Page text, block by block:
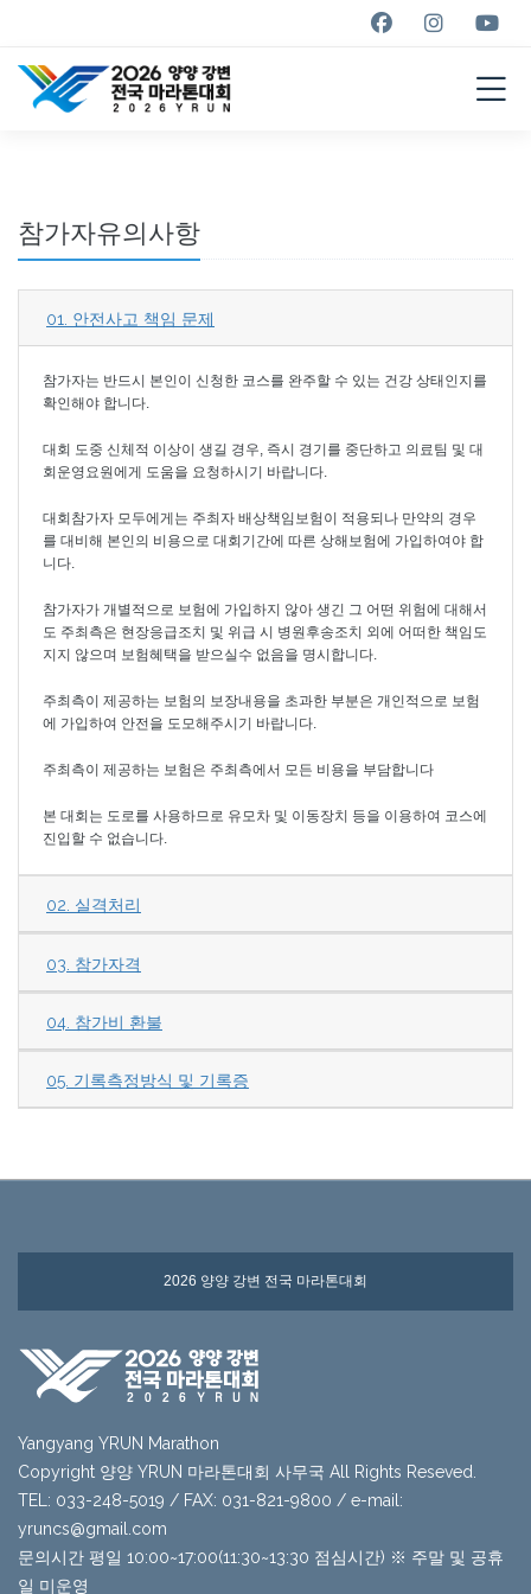
MARATHON
2026
참가자유의사항
01. 안전사고 책임 문제
참가자는 반드시 본인이 신청한 코스를 완주할 수 있는 건강 상태인지를
확인해야 합니다.
대회 도중 신체적 이상이 생길 경우, 즉시 경기를 중단하고 의료팀 및 대
회운영요원에게 도움을 요청하시기 바랍니다.
대회참가자 모두에게는 주최자 배상책임보험이 적용되나 만약의 경우
를 대비해 본인의 비용으로 대회기간에 따른 상해보험에 가입하여야 합
니다.
참가자가 개별적으로 보험에 가입하지 않아 생긴 그 어떤 위험에 대해서
도 주최측은 현장응급조치 및 위급 시 병원후송조치 외에 어떠한 책임도
지지 않으며 보험혜택을 받으실수 없음을 명시합니다.
주최측이 제공하는 보험의 보장내용을 초과한 부분은 개인적으로 보험
에 가입하여 안전을 도모해주시기 바랍니다.
주최측이 제공하는 보험은 주최측에서 모든 비용을 부담합니다
본 대회는 도로를 사용하므로 유모차 및 이동장치 등을 이용하여 코스에
진입할 수 없습니다.
02. 실격처리
03. 참가자격
04. 참가비 환불
05. 기록측정방식 및 기록증
2026 양양 강변 전국 마라톤대회
Yangyang YRUN Marathon
Copyright 양양 YRUN 마라톤대회 사무국 All Rights Reseved.
TEL: 033-248-5019 / FAX: 031-821-9800 / e-mail:
yruncs@gmail.com
문의시간 평일 10:00~17:00(11:30~13:30 점심시간) ※ 주말 및 공휴
일 미운영